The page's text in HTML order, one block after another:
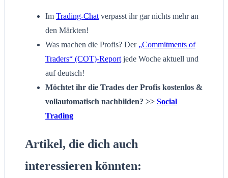
Im Trading-Chat verpasst ihr gar nichts mehr an
den Märkten!
Was machen die Profis? Der „Commitments of
Traders“ (COT)-Report jede Woche aktuell und
auf deutsch!
Möchtet ihr die Trades der Profis kostenlos &
vollautomatisch nachbilden? >> Social
Trading
Artikel, die dich auch
interessieren könnten: